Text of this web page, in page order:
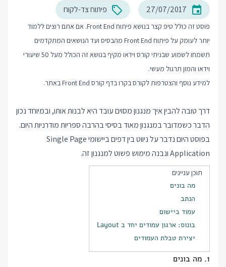
27/07/2017 פיתוח צד-לקוח
פוסט זה כולל טיפ קצר בנושא פיתוח Front End. אם אתם רוצים ללמוד
יותר לעומק על פיתוח Front End מהבסיס ועד הנושאים המתקדמים
תשמחו לשמוע שבניתי קורס וידאו מקיף בנושא זה הכולל מעל 50 שיעורי
וידאו והמון תרגול מעשי.
למידע נוסף והצטרפות לקורס בקרו בדף קורס Front End באתר.
דרך טובה להבין איך מנגנון מסוים עובד היא לבנות אותו, ובמיוחד נכון
הדבר כשמדובר במנגנון מאוד בסיסי בהרבה ספריות מודרניות היום.
בפוסט היום נדבר על ניווט בין דפים ביישומי Single Page
Application ונבנה מימוש פשוט למנגנון זה.
תוכן עניינים
מה בונים
הנתב
עמוד ביישום
בונוס: ארגון עמודים יחד ב Layout
יצירת טבלת העמודים
1. מה בונים